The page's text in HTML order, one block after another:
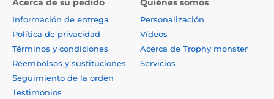
Acerca de su pedido
Información de entrega
Política de privacidad
Términos y condiciones
Reembolsos y sustituciones
Seguimiento de la orden
Testimonios
Quiénes somos
Personalización
Vídeos
Acerca de Trophy monster
Servicios